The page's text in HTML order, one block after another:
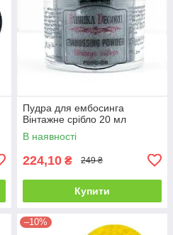
Пудра для ембосинга
Вінтажне срібло 20 мл
В наявності
224,10 ₴ 249 ₴
Купити
–10%